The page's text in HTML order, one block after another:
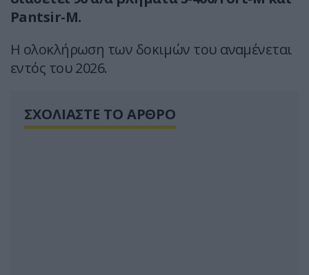
Pantsir-M.
Η ολοκλήρωση των δοκιμών του αναμένεται
εντός του 2026.
ΣΧΟΛΙΑΣΤΕ ΤΟ ΑΡΘΡΟ